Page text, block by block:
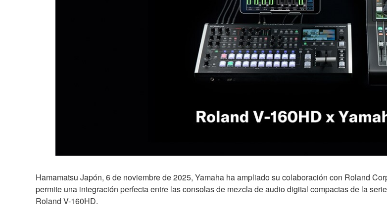
Hamamatsu Japón, 6 de noviembre de 2025, Yamaha ha ampliado su colaboración con Roland
permite una integración perfecta entre las consolas de mezcla de audio digital compactas de la
Roland V-160HD.